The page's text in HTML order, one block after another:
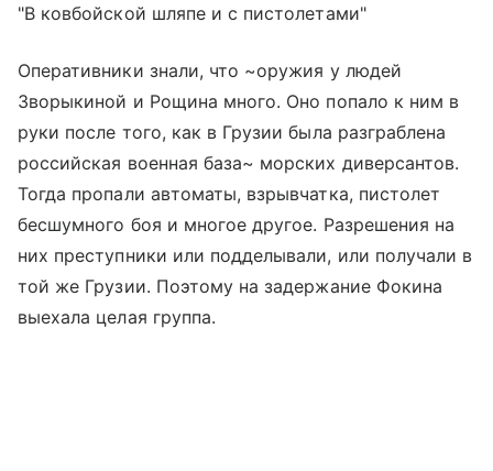
"В ковбойской шляпе и с пистолетами"
Оперативники знали, что ~оружия у людей
Зворыкиной и Рощина много. Оно попало к ним в
руки после того, как в Грузии была разграблена
российская военная база~ морских диверсантов.
Тогда пропали автоматы, взрывчатка, пистолет
бесшумного боя и многое другое. Разрешения на
них преступники или подделывали, или получали в
той же Грузии. Поэтому на задержание Фокина
выехала целая группа.